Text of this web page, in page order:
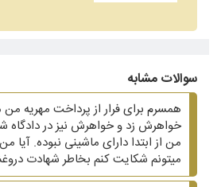
سوالات مشابه
همسرم برای فرار از پرداخت مهریه من
خواهرش زد و خواهرش نیز در دادگاه
من از ابتدا دارای ماشینی نبوده. آیا
میتونم شکایت کنم بخاطر شهادت